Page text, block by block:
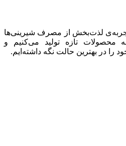
تجربه‌ی لذت‌بخش از مصرف شیرینی‌ها
محصولات تازه تولید می‌کنیم و
در بهترین حالت نگه داشته‌ایم.